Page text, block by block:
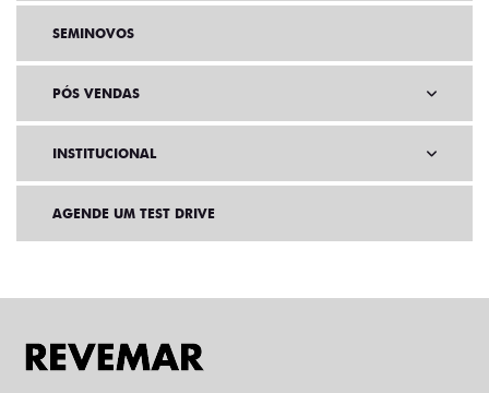
SEMINOVOS
PÓS VENDAS
INSTITUCIONAL
AGENDE UM TEST DRIVE